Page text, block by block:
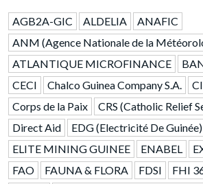
AGB2A-GIC ALDELIA
ANAFIC
ANM (Agence Nationale de la
ATLANTIQUE MICROFINANCE
CECI
Chalco Guinea Company S.A.
Corps de la Paix
CRS (Catholic Relief
Direct Aid
EDG (Electricité De Guinée)
ELITE MINING GUINEE
ENABEL
FAO
FAUNA & FLORA FDSI FHI